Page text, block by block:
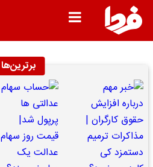
برترین‌ها